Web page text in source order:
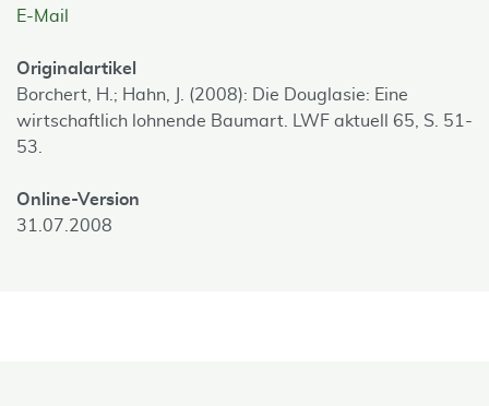
E-Mail
Originalartikel
Borchert, H.; Hahn, J. (2008): Die Douglasie: Eine
wirtschaftlich lohnende Baumart. LWF aktuell 65, S. 51-
53.
Online-Version
31.07.2008